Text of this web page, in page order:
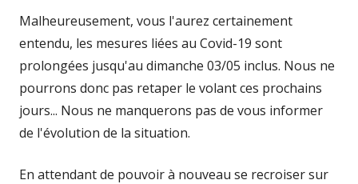
Malheureusement, vous l'aurez certainement
entendu, les mesures liées au Covid-19 sont
prolongées jusqu'au dimanche 03/05 inclus. Nous ne
pourrons donc pas retaper le volant ces prochains
jours... Nous ne manquerons pas de vous informer
de l'évolution de la situation.
En attendant de pouvoir à nouveau se recroiser sur